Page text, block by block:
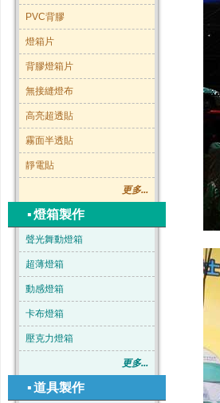
PVC背膠
燈箱片
背膠燈箱片
無接縫燈布
高亮超透貼
霧面半透貼
靜電貼
更多...
▪燈箱製作
聲光舞動燈箱
超薄燈箱
動感燈箱
卡布燈箱
壓克力燈箱
更多...
▪道具製作